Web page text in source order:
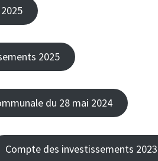
2025
du 28 mai 2024
Compte des investissements 2023